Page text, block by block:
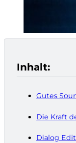
Inhalt:
Gutes
Die Kraft
Dialog